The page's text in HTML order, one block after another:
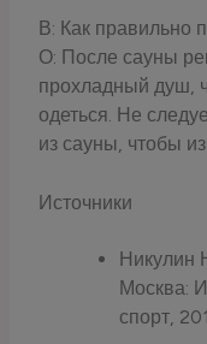
В: Как правильно
О: После сауны
прохладный душ,
одеться. Не
из сауны, чтобы
Источники
Никулин
Москва:
спорт,